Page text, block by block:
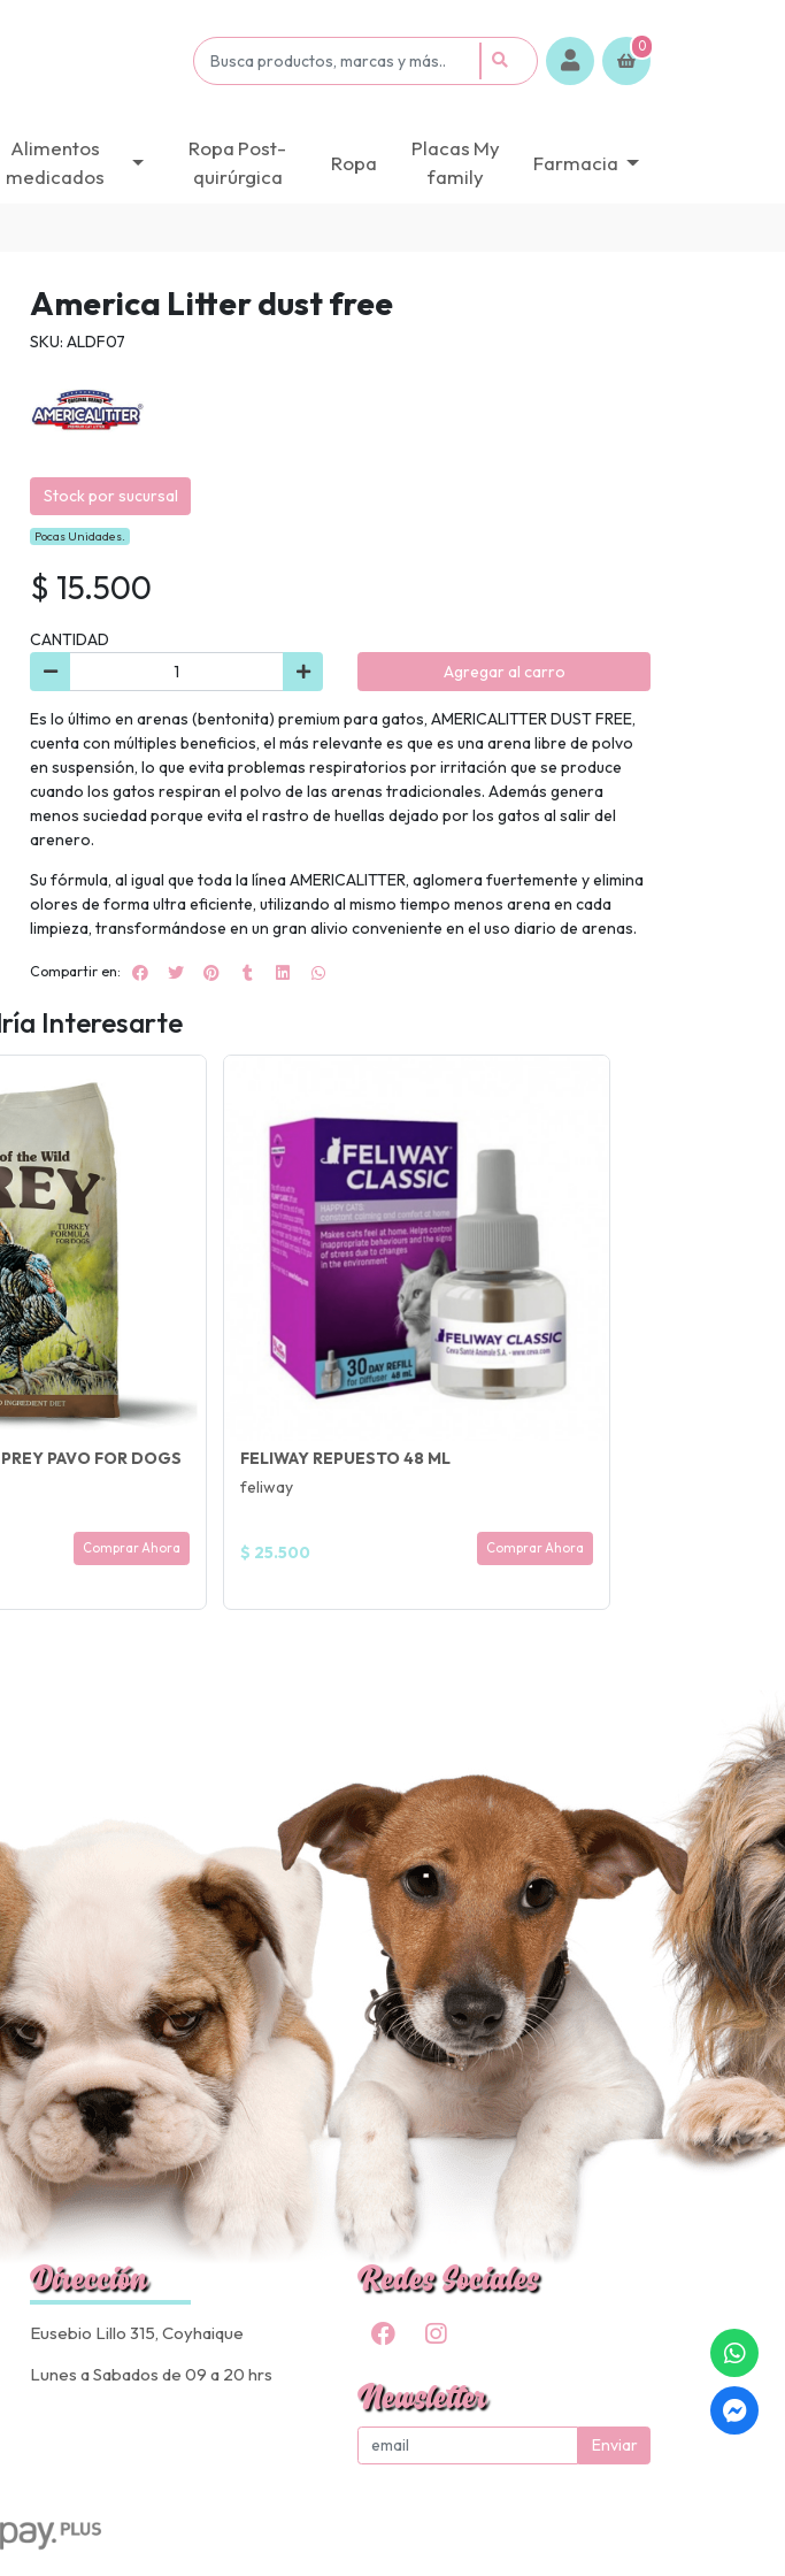
0
Alimentos
medicados
Ropa Post-
quirúrgica
Ropa
Placas My
family
Farmacia
America Litter dust free
SKU: ALDF07
Stock por sucursal
Pocas Unidades.
$ 15.500
CANTIDAD
Agregar al carro
Es lo último en arenas (bentonita) premium para gatos, AMERICALITTER DUST FREE,
cuenta con múltiples beneficios, el más relevante es que es una arena libre de polvo
en suspensión, lo que evita problemas respiratorios por irritación que se produce
cuando los gatos respiran el polvo de las arenas tradicionales. Además genera
menos suciedad porque evita el rastro de huellas dejado por los gatos al salir del
arenero.
Su fórmula, al igual que toda la línea AMERICALITTER, aglomera fuertemente y elimina
olores de forma ultra eficiente, utilizando al mismo tiempo menos arena en cada
limpieza, transformándose en un gran alivio conveniente en el uso diario de arenas.
Compartir en:
Interesarte
PAVO FOR DOGS
Comprar Ahora
FELIWAY REPUESTO 48 ML
feliway
$ 25.500 Comprar Ahora
Dirección
Eusebio Lillo 315, Coyhaique
Lunes a Sabados de 09 a 20 hrs
Redes Sociales
Newsletter
Enviar